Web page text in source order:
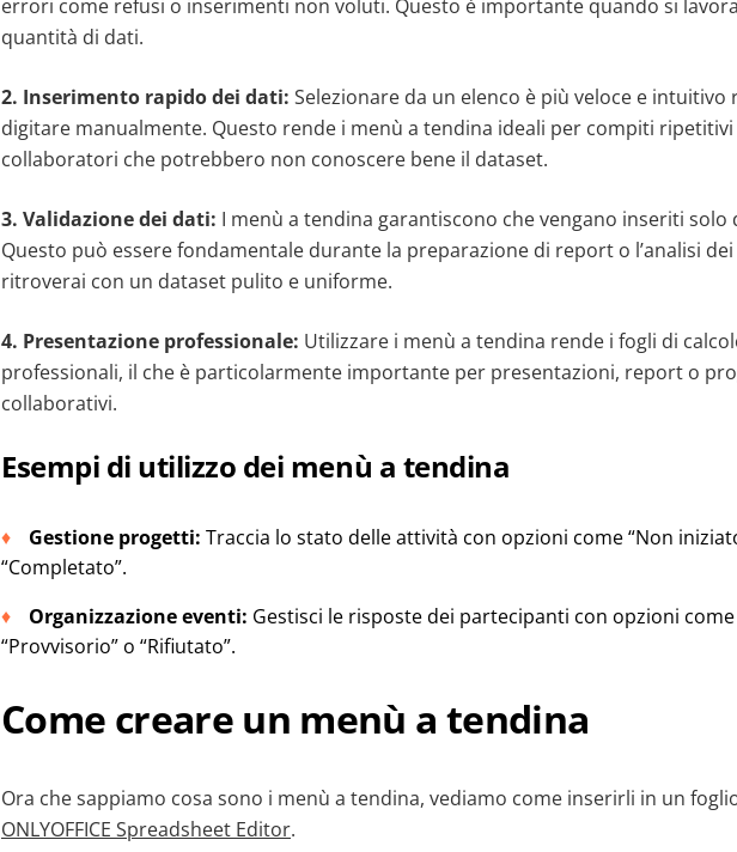
errori come refusi o inserimenti non voluti. Questo è importante quando si
quantità di dati.
2. Inserimento rapido dei dati: Selezionare da un elenco è più veloce e intuitivo
digitare manualmente. Questo rende i menù a tendina ideali per compiti
collaboratori che potrebbero non conoscere bene il dataset.
3. Validazione dei dati: I menù a tendina garantiscono che vengano inseriti solo
Questo può essere fondamentale durante la preparazione di report o l’analisi
ritroverai con un dataset pulito e uniforme.
4. Presentazione professionale: Utilizzare i menù a tendina rende i fogli di
professionali, il che è particolarmente importante per presentazioni, report o
collaborativi.
Esempi di utilizzo dei menù a tendina
Gestione progetti: Traccia lo stato delle attività con opzioni come “Non
“Completato”.
Organizzazione eventi: Gestisci le risposte dei partecipanti con opzioni come
“Provvisorio” o “Rifiutato”.
Come creare un menù a tendina
Ora che sappiamo cosa sono i menù a tendina, vediamo come inserirli in un
ONLYOFFICE Spreadsheet Editor.